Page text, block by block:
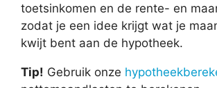
toetsinkomen en de rente- en
zodat je een idee krijgt wat je
kwijt bent aan de hypotheek.
Tip! Gebruik onze